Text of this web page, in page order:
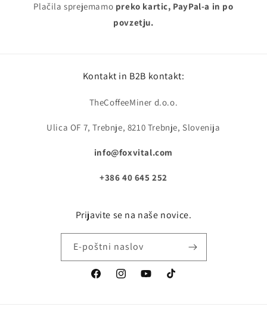
Plačila sprejemamo preko kartic, PayPal-a in po
povzetju.
Kontakt in B2B kontakt:
TheCoffeeMiner d.o.o.
Ulica OF 7, Trebnje, 8210 Trebnje, Slovenija
info@foxvital.com
+386 40 645 252
Prijavite se na naše novice.
E-poštni naslov
FacebookInstagramYouTubeTikTok